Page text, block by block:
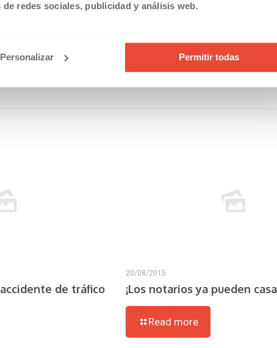
redes sociales, publicidad y análisis web.
Personalizar Permitir todas
de tráfico
20/08/2015
¡Los notarios ya pueden
Read more